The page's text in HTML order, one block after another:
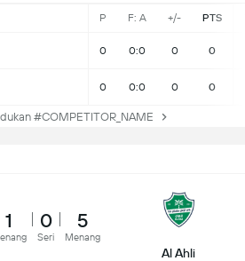
P F: A +/- PTS
0 0:0 0 0
0 0:0 0 0
#COMPETITOR_NAME
1 0
Seri
5
Menang
Al Ahli